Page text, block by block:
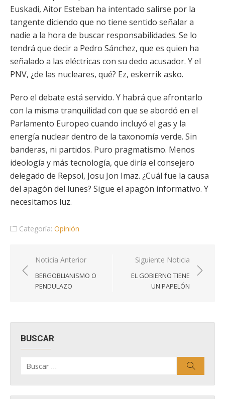
Euskadi, Aitor Esteban ha intentado salirse por la
tangente diciendo que no tiene sentido señalar a
nadie a la hora de buscar responsabilidades. Se lo
tendrá que decir a Pedro Sánchez, que es quien ha
señalado a las eléctricas con su dedo acusador. Y el
PNV, ¿de las nucleares, qué? Ez, eskerrik asko.
Pero el debate está servido. Y habrá que afrontarlo
con la misma tranquilidad con que se abordó en el
Parlamento Europeo cuando incluyó el gas y la
energía nuclear dentro de la taxonomía verde. Sin
banderas, ni partidos. Puro pragmatismo. Menos
ideología y más tecnología, que diría el consejero
delegado de Repsol, Josu Jon Imaz. ¿Cuál fue la causa
del apagón del lunes? Sigue el apagón informativo. Y
necesitamos luz.
Categoría: Opinión
Navegación
de
entradas
Noticia Anterior
BERGOBLIANISMO O
PENDULAZO
Siguiente Noticia
EL GOBIERNO TIENE
UN PAPELÓN
BUSCAR
por: